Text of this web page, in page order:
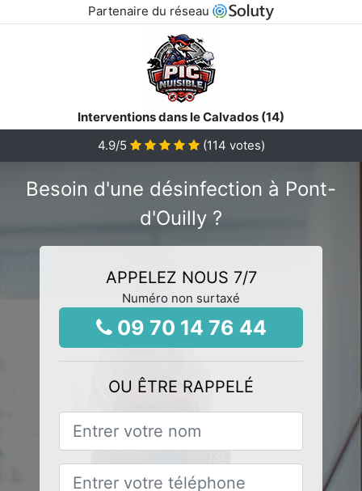
Partenaire du réseau
Interventions dans le Calvados (14)
4.9/5 (114 votes)
Besoin d'une désinfection à Pont-
d'Ouilly ?
APPELEZ NOUS 7/7
Numéro non surtaxé
09 70 14 76 44
OU ÊTRE RAPPELÉ